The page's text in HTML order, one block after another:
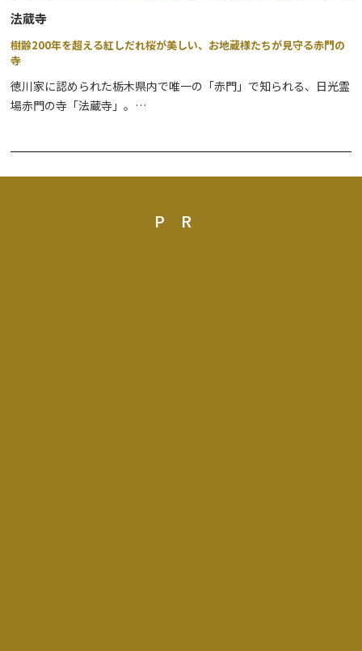
す。
⇒詳細はこちら
●坐禅体験
世界遺産 日光の社寺エリアで、心整う坐禅体験に参加できるツア
ーです。
法蔵寺
樹齢200年を超える紅しだれ桜が美しい、お地蔵様たちが見守る赤門の
寺
徳川家に認められた栃木県内で唯一の「赤門」で知られる、日光霊
場赤門の寺「法蔵寺」。
※詳細は直接お寺までお問い合わせください。
PR